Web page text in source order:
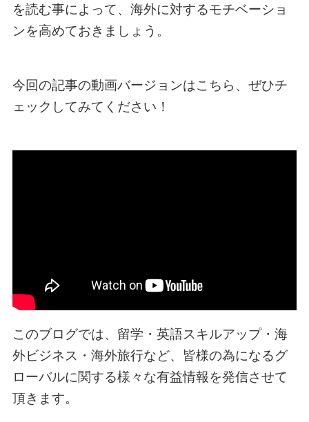
を読む事によって、海外に対するモチベーショ
ンを高めておきましょう。
今回の記事の動画バージョンはこちら、ぜひチ
ェックしてみてください！
このブログでは、留学・英語スキルアップ・海
外ビジネス・海外旅行など、皆様の為になるグ
ローバルに関する様々な有益情報を発信させて
頂きます。